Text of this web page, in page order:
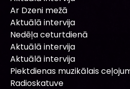
Ar Dzeni mežā
Aktuālā intervija
Nedēļa ceturtdienā
Aktuālā intervija
Aktuālā intervija
Piektdienas muzikālais
Radioskatuve